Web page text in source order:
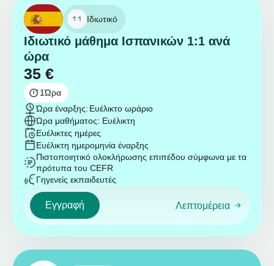
Ιδιωτικό
Ιδιωτικό μάθημα Ισπανικών 1:1 ανά
ώρα
35 €
1Ώρα
Ώρα έναρξης: Ευέλικτο ωράριο
Ώρα μαθήματος: Ευέλικτη
Ευέλικτες ημέρες
Ευέλικτη ημερομηνία έναρξης
Πιστοποιητικό ολοκλήρωσης επιπέδου σύμφωνα με τα
πρότυπα του CEFR
Γηγενείς εκπαιδευτές
Εγγραφή Λεπτομέρεια